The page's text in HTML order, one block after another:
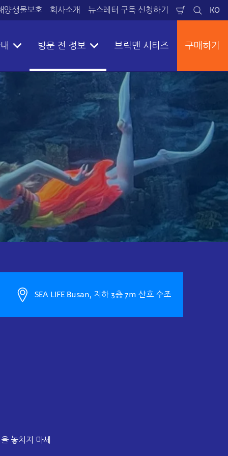
양생물보호 회사소개 뉴스레터 구독 신청하기​
바
검
색
KO
언
어
방문 전 정보 브릭맨 시티즈 구매하기
SEA LIFE Busan, 지하 3층 7m 산호 수조
놓치지 마세